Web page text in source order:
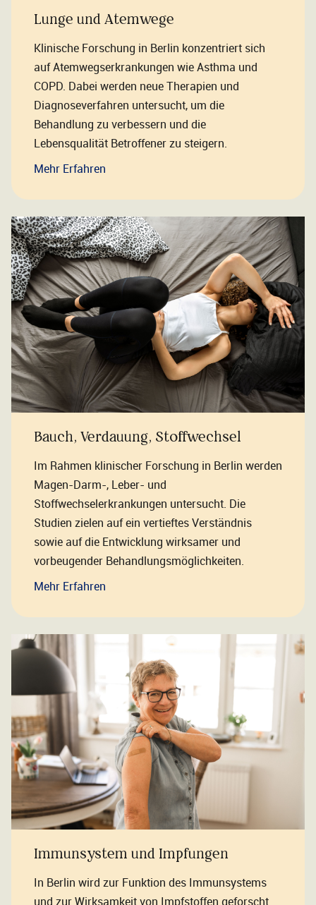
Lunge und Atemwege
Klinische Forschung in Berlin konzentriert sich
auf Atemwegserkrankungen wie Asthma und
COPD. Dabei werden neue Therapien und
Diagnoseverfahren untersucht, um die
Behandlung zu verbessern und die
Lebensqualität Betroffener zu steigern.
Mehr Erfahren
Bauch, Verdauung, Stoffwechsel
Im Rahmen klinischer Forschung in Berlin werden
Magen-Darm-, Leber- und
Stoffwechselerkrankungen untersucht. Die
Studien zielen auf ein vertieftes Verständnis
sowie auf die Entwicklung wirksamer und
vorbeugender Behandlungsmöglichkeiten.
Mehr Erfahren
Immunsystem und Impfungen
In Berlin wird zur Funktion des Immunsystems
und zur Wirksamkeit von Impfstoffen geforscht.